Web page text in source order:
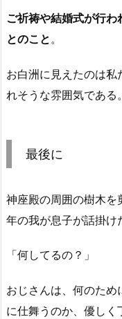
ご祈祷や結婚式が行
とのこと 。
お白洲に見えたのは私
れそうな雰囲気である。
最後に
神座殿の周囲の樹木を
年の我が息子が話掛け
「何してるの？」
おじさんは、何のため
に仕舞うのか、優しく